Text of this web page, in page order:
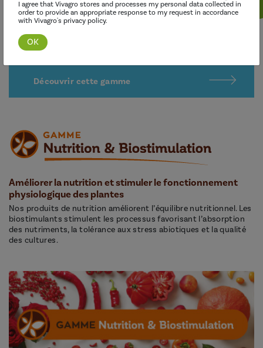
Découvrir cette gamme
Améliorer la nutrition et stimuler le fonctionnement
physiologique des plantes
Nos produits de nutrition améliorent l’équilibre nutritionnel. Les
biostimulants stimulent les processus favorisant l’absorption
des nutriments, la tolérance aux stress abiotiques et la qualité
des cultures.
I agree that Vivagro stores and processes my personal data collected in
order to provide an appropriate response to my request in accordance
with Vivagro's privacy policy.